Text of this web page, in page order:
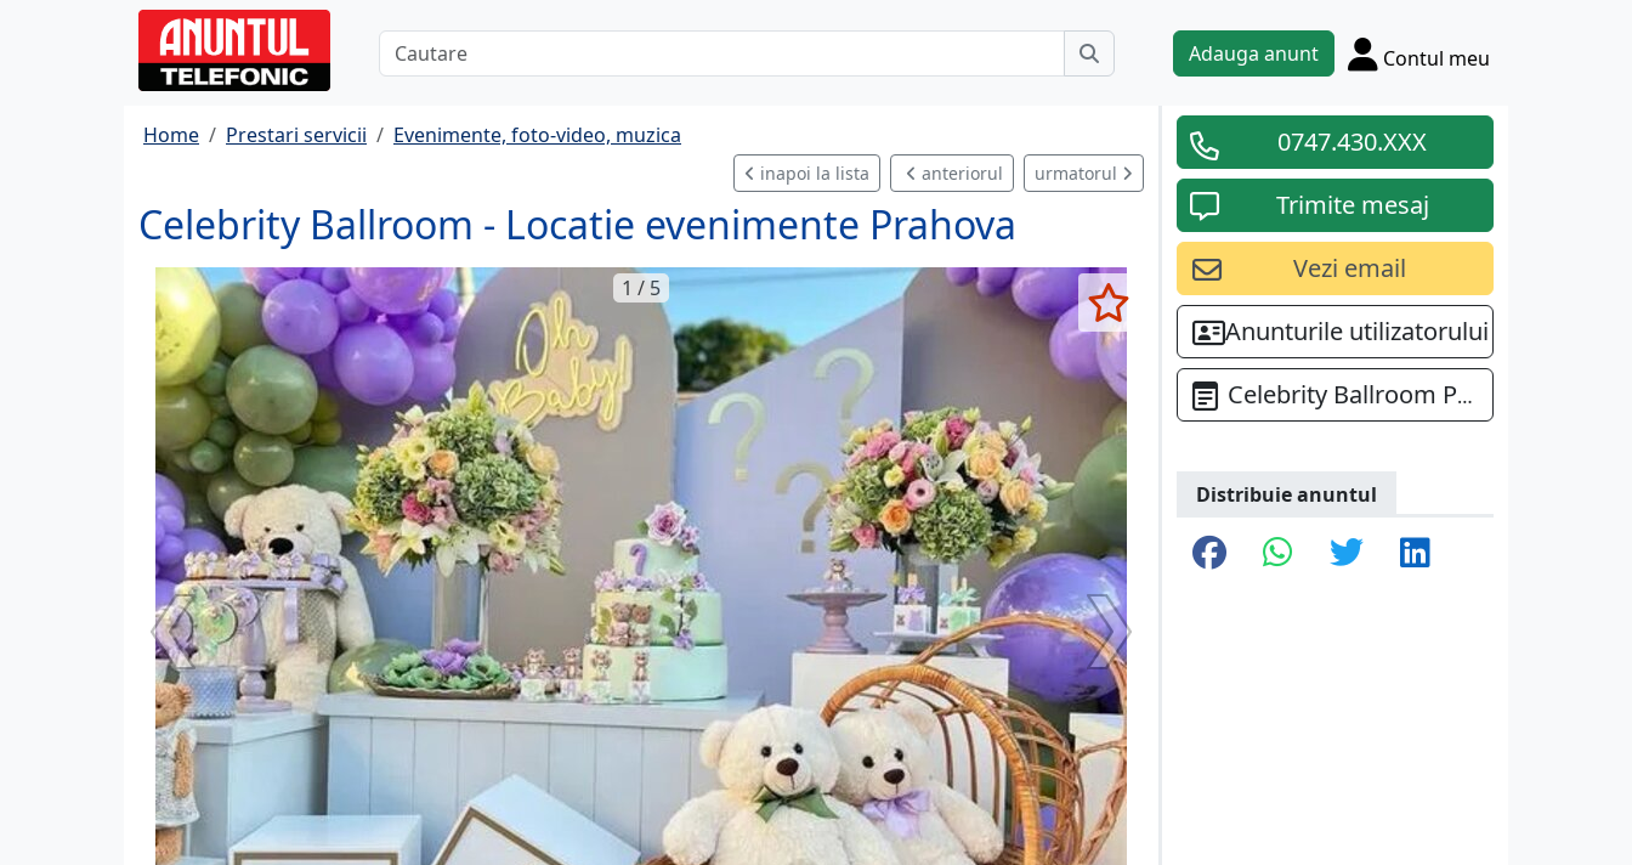
Adauga anunt Contul meu
Home Prestari servicii Evenimente, foto-video, muzica
inapoi la lista anteriorul urmatorul
Celebrity Ballroom - Locatie evenimente Prahova
1 / 5
0747.430.XXX
Trimite mesaj
Vezi email
Anunturile utilizatorului
Celebrity Ballroom Prahova
Distribuie anuntul